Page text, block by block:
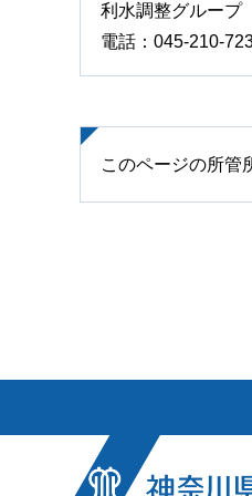
利水調整グループ
電話：045-210-
このページの所管